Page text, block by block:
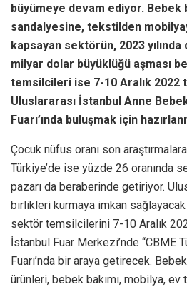
büyümeye devam ediyor. Bebek
sandalyesine, tekstilden
kapsayan sektörün, 2023
milyar dolar büyüklüğü aşması
temsilcileri ise 7-10 Aralık 2022
Uluslararası İstanbul Anne
Fuarı’ında buluşmak için
Çocuk nüfus oranı son
Türkiye’de ise yüzde 26 oranında
pazarı da beraberinde getiriyor.
birlikleri kurmaya imkan
sektör temsilcilerini 7-10 Aralık
İstanbul Fuar Merkezi’nde ‘‘CBME
Fuarı’nda bir araya getirecek.
ürünleri, bebek bakımı, mobilya,